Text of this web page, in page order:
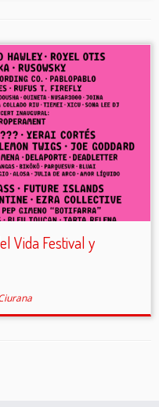
Vida Festival y